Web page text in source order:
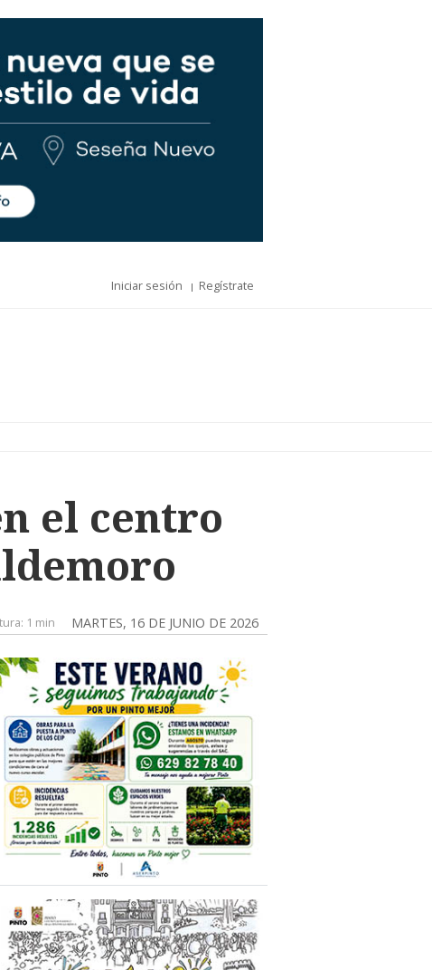
Iniciar sesión Regístrate
el centro
MARTES, 16 DE JUNIO DE 2026
1 min